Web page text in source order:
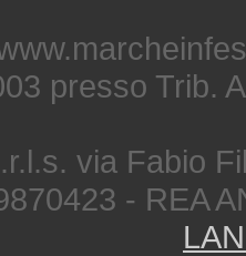
presso Trib.
via Fabio
- REA